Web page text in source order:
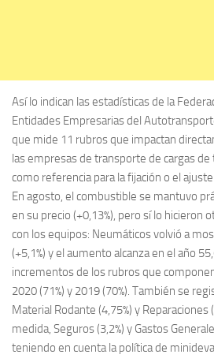
Así lo indican las estadísticas de la
Entidades Empresarias del
que mide 11 rubros que impactan
las empresas de transporte de cargas
como referencia para la fijación o el
En agosto, el combustible se mantuvo
en su precio (+0,13%), pero sí lo hicieron
con los equipos: Neumáticos volvió a
(+5,1%) y el aumento alcanza en el año
incrementos de los rubros que
2020 (71%) y 2019 (70%). También se
Material Rodante (4,75%) y Reparaciones
medida, Seguros (3,2%) y Gastos
teniendo en cuenta la política de